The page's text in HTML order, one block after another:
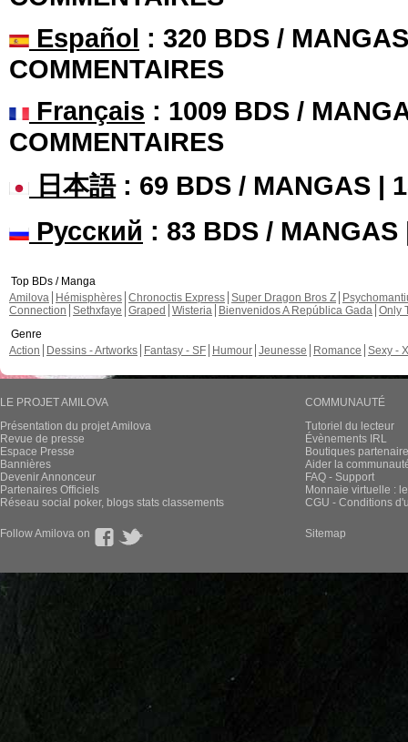
Español : 320 BDS /
COMMENTAIRES
Français : 1009 BDS /
COMMENTAIRES
日本語: 69 BDS / MANGAS |
Русский : 83 BDS / MANGAS
Top BDs / Manga
Amilova
Hémisphères Chronoctis Express Super Dragon Bros Z
Connection Sethxfaye Graped Wisteria Bienvenidos A República Gada Only
Genre
Action
Dessins - Artworks Fantasy - SF Humour Jeunesse Romance Sexy -
LE PROJET AMILOVA
Présentation du projet Amilova
Revue de presse
Espace Presse
Bannières
Devenir Annonceur
Partenaires Officiels
Réseau social poker, blogs stats classements
COMMUNAUTÉ
Tutoriel du lecteur
Évènements IRL
Boutiques
Aider la
FAQ - Support
Monnaie virtuelle :
CGU - Conditions
Follow Amilova on Sitemap